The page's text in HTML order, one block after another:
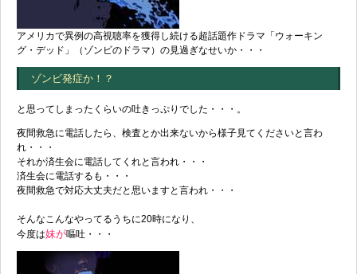
アメリカで異例の高視聴率を獲得し続ける超話題作ドラマ「ウォーキン
グ・デッド」（ゾンビのドラマ）の見過ぎなせいか・・・
ゾンビ発症か！？
と思ってしまったくらいの吐きっぷりでした・・・。
夜間救急に電話したら、検査とか出来ないから様子見てくださいと言わ
れ・・・
それか済生会に電話してくれと言われ・・・
済生会に電話するも・・・
夜間救急で対応大丈夫だと思いますと言われ・・・
そんなこんなやってるうちに20時になり、
今度は妹が嘔吐・・・